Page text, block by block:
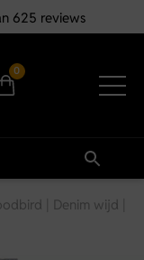
625 reviews
0
| Denim wijd |